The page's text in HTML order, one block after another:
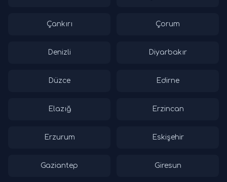
Çankırı Çorum
Denizli Diyarbakır
Düzce Edirne
Elazığ Erzincan
Erzurum Eskişehir
Gaziantep Giresun